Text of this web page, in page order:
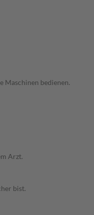
Maschinen bedienen.
Arzt.
bist.